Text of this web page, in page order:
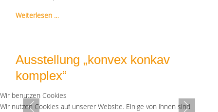
Weiterlesen …
Ausstellung „konvex konkav
komplex“
Wir benutzen Cookies
Wir nutzen Cookies auf unserer Website. Einige von ihnen sind